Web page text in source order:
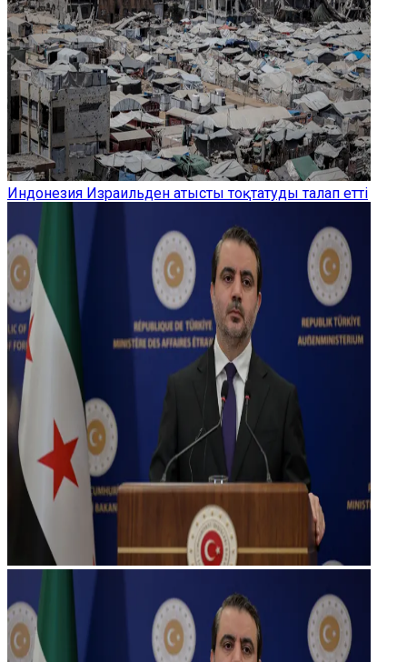
Индонезия Израильден атысты тоқтатуды талап етті